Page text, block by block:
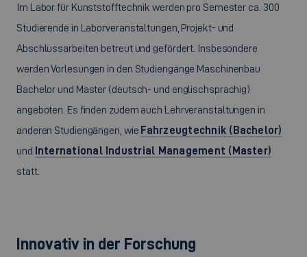
Im Labor für Kunststofftechnik werden pro Semester ca. 300
Studierende in Laborveranstaltungen, Projekt- und
Abschlussarbeiten betreut und gefördert. Insbesondere
werden Vorlesungen in den Studiengänge Maschinenbau
Bachelor und Master (deutsch- und englischsprachig)
angeboten. Es finden zudem auch Lehrveranstaltungen in
anderen Studiengängen, wie Fahrzeugtechnik (Bachelor)
und International Industrial Management (Master)
statt.
Innovativ in der Forschung